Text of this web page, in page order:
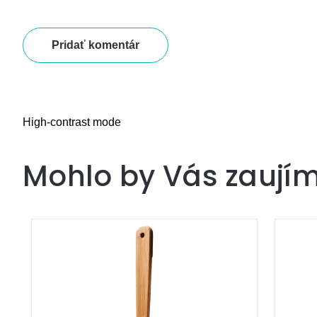
Pridať komentár
High-contrast mode
Mohlo by Vás